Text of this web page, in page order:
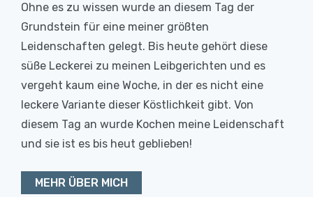
Ohne es zu wissen wurde an diesem Tag der
Grundstein für eine meiner größten
Leidenschaften gelegt. Bis heute gehört diese
süße Leckerei zu meinen Leibgerichten und es
vergeht kaum eine Woche, in der es nicht eine
leckere Variante dieser Köstlichkeit gibt. Von
diesem Tag an wurde Kochen meine Leidenschaft
und sie ist es bis heut geblieben!
MEHR ÜBER MICH